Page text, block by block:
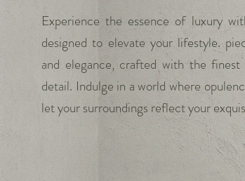
Experience the essence of luxury
designed to elevate your lifestyle.
and elegance, crafted with the
detail. Indulge in a world where
let your surroundings reflect your